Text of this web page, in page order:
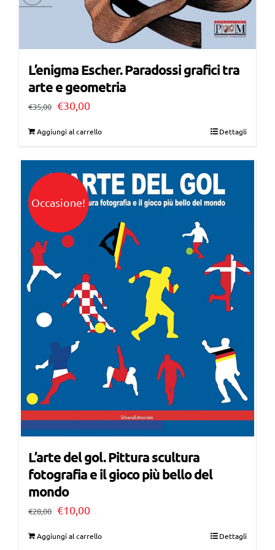
L’enigma Escher. Paradossi grafici tra
arte e geometria
€35,00 Il
era:
€35,00.
€30,00Il
è:
€30,00.
Aggiungi al carrello Dettagli
Occasione!
L’arte del gol. Pittura scultura
fotografia e il gioco più bello del
mondo
€28,00 Il
€10,00Il
Aggiungi al carrello Dettagli